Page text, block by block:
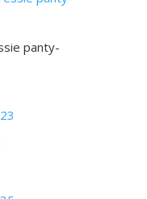
panty-